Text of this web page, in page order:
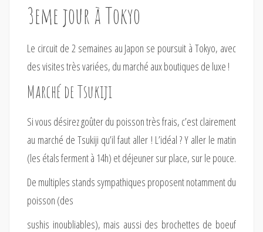
3eme jour à Tokyo
Le circuit de 2 semaines au Japon se poursuit à Tokyo, avec
des visites très variées, du marché aux boutiques de luxe !
Marché de Tsukiji
Si vous désirez goûter du poisson très frais, c’est clairement
au marché de Tsukiji qu’il faut aller ! L’idéal ? Y aller le matin
(les étals ferment à 14h) et déjeuner sur place, sur le pouce.
De multiples stands sympathiques proposent notamment du
poisson (des
sushis inoubliables), mais aussi des brochettes de boeuf